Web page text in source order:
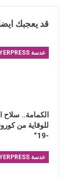
قد يعجبك
عدسة BUYERPRESS
الكمامة.. سلاح
للوقاية من
-19”
عدسة BUYERPRESS